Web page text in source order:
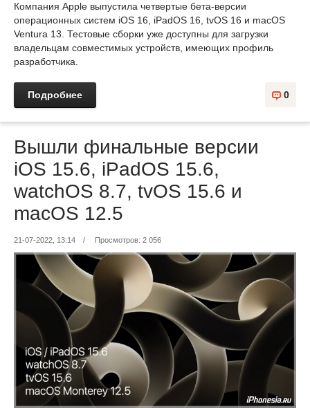
Компания Apple выпустила четвертые бета-версии
операционных систем iOS 16, iPadOS 16, tvOS 16 и macOS
Ventura 13. Тестовые сборки уже доступны для загрузки
владельцам совместимых устройств, имеющих профиль
разработчика.
Подробнее 0
Вышли финальные версии
iOS 15.6, iPadOS 15.6,
watchOS 8.7, tvOS 15.6 и
macOS 12.5
21-07-2022, 13:14 / Просмотров: 2 056